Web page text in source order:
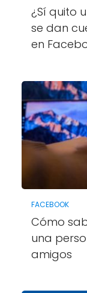
¿Sí quito
se dan
en
FACEBOOK
Cómo
una
amigos